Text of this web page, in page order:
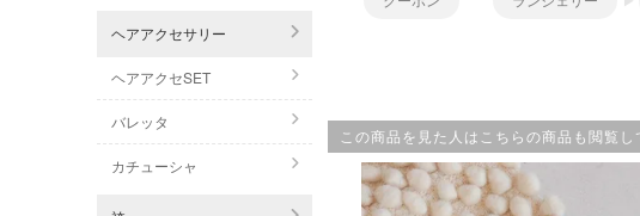
ヘアアクセサリー
ヘアアクセSET
バレッタ
カチューシャ
この商品を見た人はこちらの商品も閲覧し